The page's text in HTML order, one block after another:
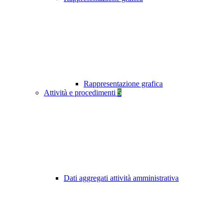
Rappresentazione grafica
Attività e procedimenti 5
Dati aggregati attività amministrativa